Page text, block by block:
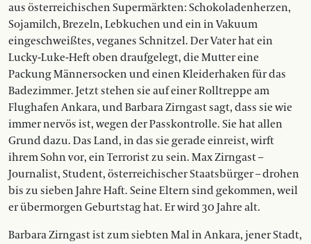
aus österreichischen Supermärkten: Schokoladenherzen,
Sojamilch, Brezeln, Lebkuchen und ein in Vakuum
eingeschweißtes, veganes Schnitzel. Der Vater hat ein
Lucky-Luke-Heft oben draufgelegt, die Mutter eine
Packung Männersocken und einen Kleiderhaken für das
Badezimmer. Jetzt stehen sie auf einer Rolltreppe am
Flughafen Ankara, und Barbara Zirngast sagt, dass sie wie
immer nervös ist, wegen der Passkontrolle. Sie hat allen
Grund dazu. Das Land, in das sie gerade einreist, wirft
ihrem Sohn vor, ein Terrorist zu sein. Max Zirngast –
Journalist, Student, österreichischer Staatsbürger – drohen
bis zu sieben Jahre Haft. Seine Eltern sind gekommen, weil
er übermorgen Geburtstag hat. Er wird 30 Jahre alt.
Barbara Zirngast ist zum siebten Mal in Ankara, jener Stadt,